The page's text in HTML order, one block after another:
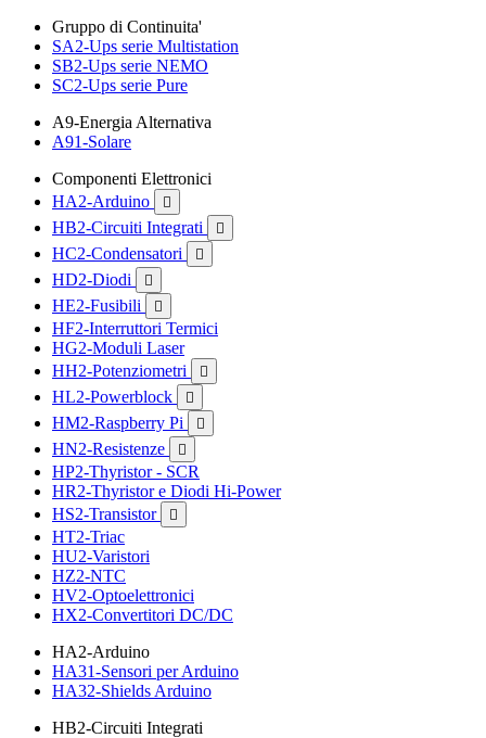
Gruppo di Continuita'
SA2-Ups serie Multistation
SB2-Ups serie NEMO
SC2-Ups serie Pure
A9-Energia Alternativa
A91-Solare
Componenti Elettronici
HA2-Arduino

HB2-Circuiti Integrati 
HC2-Condensatori 
HD2-Diodi 
HE2-Fusibili 
HF2-Interruttori Termici
HG2-Moduli Laser
HH2-Potenziometri

HL2-Powerblock 
HM2-Raspberry Pi 
HN2-Resistenze 
HP2-Thyristor - SCR
HR2-Thyristor e Diodi Hi-Power
HS2-Transistor

HT2-Triac
HU2-Varistori
HZ2-NTC
HV2-Optoelettronici
HX2-Convertitori DC/DC
HA2-Arduino
HA31-Sensori per Arduino
HA32-Shields Arduino
HB2-Circuiti Integrati